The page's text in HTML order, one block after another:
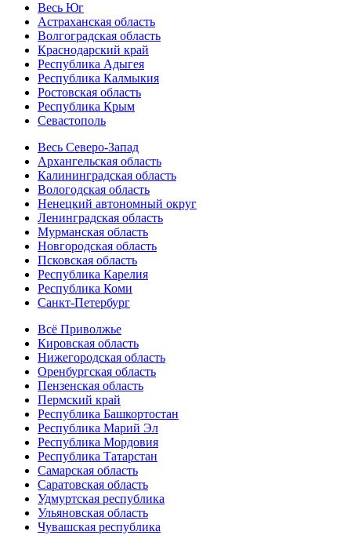
Весь Юг
Астраханская область
Волгоградская область
Краснодарский край
Республика Адыгея
Республика Калмыкия
Ростовская область
Республика Крым
Севастополь
Весь Северо-Запад
Архангельская область
Калининградская область
Вологодская область
Ненецкий автономный округ
Ленинградская область
Мурманская область
Новгородская область
Псковская область
Республика Карелия
Республика Коми
Санкт-Петербург
Всё Приволжье
Кировская область
Нижегородская область
Оренбургская область
Пензенская область
Пермский край
Республика Башкортостан
Республика Марий Эл
Республика Мордовия
Республика Татарстан
Самарская область
Саратовская область
Удмуртская республика
Ульяновская область
Чувашская республика